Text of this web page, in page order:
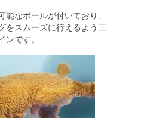
能なポールが付いており、
をスムーズに行えるよう工
ンです。